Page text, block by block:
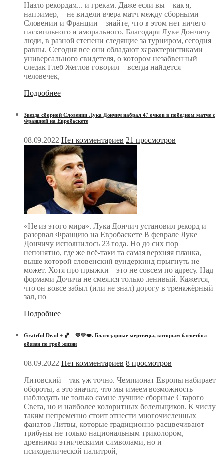
Назло рекордам... и грекам. Даже если вы – как я,
например, – не видели вчера матч между сборными
Словении и Франции – знайте, что в этом нет ничего
пасквильного и аморального. Благодаря Луке Дончичу
люди, в разной степени следящие за турниром, сегодня
равны. Сегодня все они обладают характеристиками
универсального свидетеля, о котором незабвенный
следак Глеб Жеглов говорил – всегда найдется
человечек,
Подробнее
Звезда сборной Словении Лука Дончич набрал 47 очков в победном матче с
Францией на Евробаскете
08.09.2022 Нет комментариев 21 просмотров
«Не из этого мира». Лука Дончич установил рекорд и
разорвал Францию на Евробаскете В феврале Луке
Дончичу исполнилось 23 года. Но до сих пор
непонятно, где же всё-таки та самая верхняя планка,
выше которой словенский вундеркинд прыгнуть не
может. Хотя про прыжки – это не совсем по адресу. Над
формами Дочича не смеялся только ленивый. Кажется,
что он вовсе забыл (или не знал) дорогу в тренажёрный
зал, но
Подробнее
Grateful Dead + 🏀 = 💛💚❤️. Благодарные мертвецы, которым баскетбол
обязан по гроб жизни
08.09.2022 Нет комментариев 8 просмотров
Литовский – так уж точно. Чемпионат Европы набирает
обороты, а это значит, что мы имеем возможность
наблюдать не только самые лучшие сборные Старого
Света, но и наиболее колоритных болельщиков. К числу
таким непременно стоит отнести многочисленных
фанатов Литвы, которые традиционно расцвечивают
трибуны не только национальным триколором,
древними этническими символами, но и
психоделической палитрой,